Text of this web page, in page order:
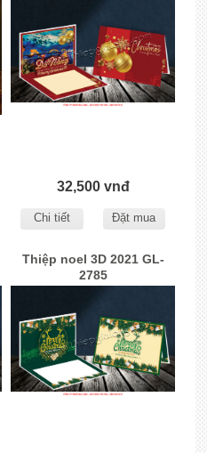
32,500 vnđ
Chi tiết Đặt mua
Thiệp noel 3D 2021 GL-
2785